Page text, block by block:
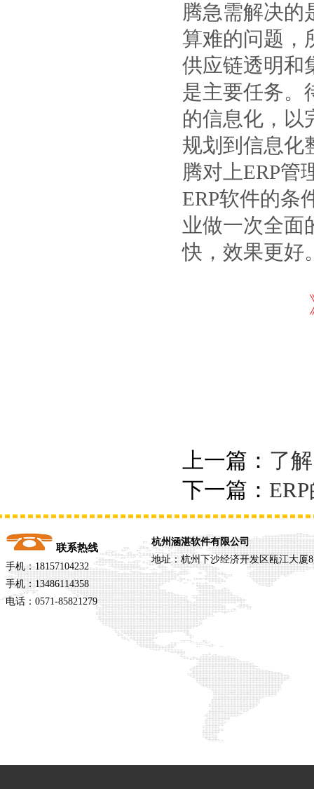
腾急需解决的
算难的问题，
供应链透明和
是主要任务。
的信息化，以
规划到信息化
腾对上ERP管
ERP软件的条
业做一次全面
快，效果更好
上一篇： 了
下一篇：
联系热线
手机：18157104232
手机：13486114358
电话：0571-85821279
杭州涵湛软件有限公司
地址：杭州下沙经济开发区瓯江大厦